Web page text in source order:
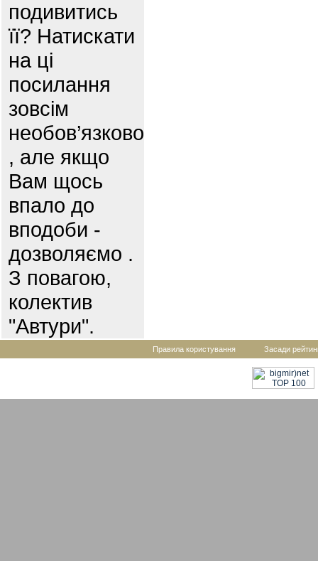
подивитись
її? Натискати
на ці
посилання
зовсім
необов’язково
, але якщо
Вам щось
впало до
вподоби -
дозволяємо .
З повагою,
колектив
"Автури".
Правила користування Засади